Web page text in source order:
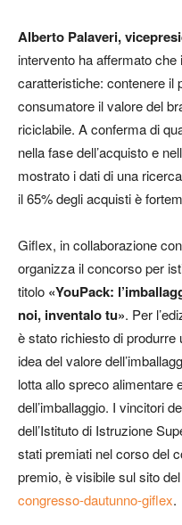
Alberto Palaveri,
intervento ha affermato
caratteristiche: contenere il
consumatore il valore del
riciclabile. A conferma di
nella fase dell’acquisto e
mostrato i dati di una
il 65% degli acquisti è
Giflex, in collaborazione
organizza il concorso per
titolo «YouPack:
noi, inventalo tu». Per
è stato richiesto di
idea del valore
lotta allo spreco alimentare
dell’imballaggio. I vincitori
dell’Istituto di Istruzione
stati premiati nel corso del
premio, è visibile sul sito
congresso-dautunno-giflex.